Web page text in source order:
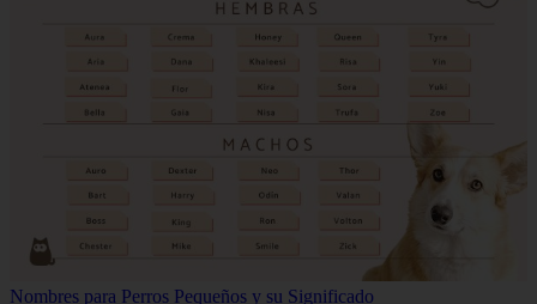
Nombres para Perros Pequeños y su Significado